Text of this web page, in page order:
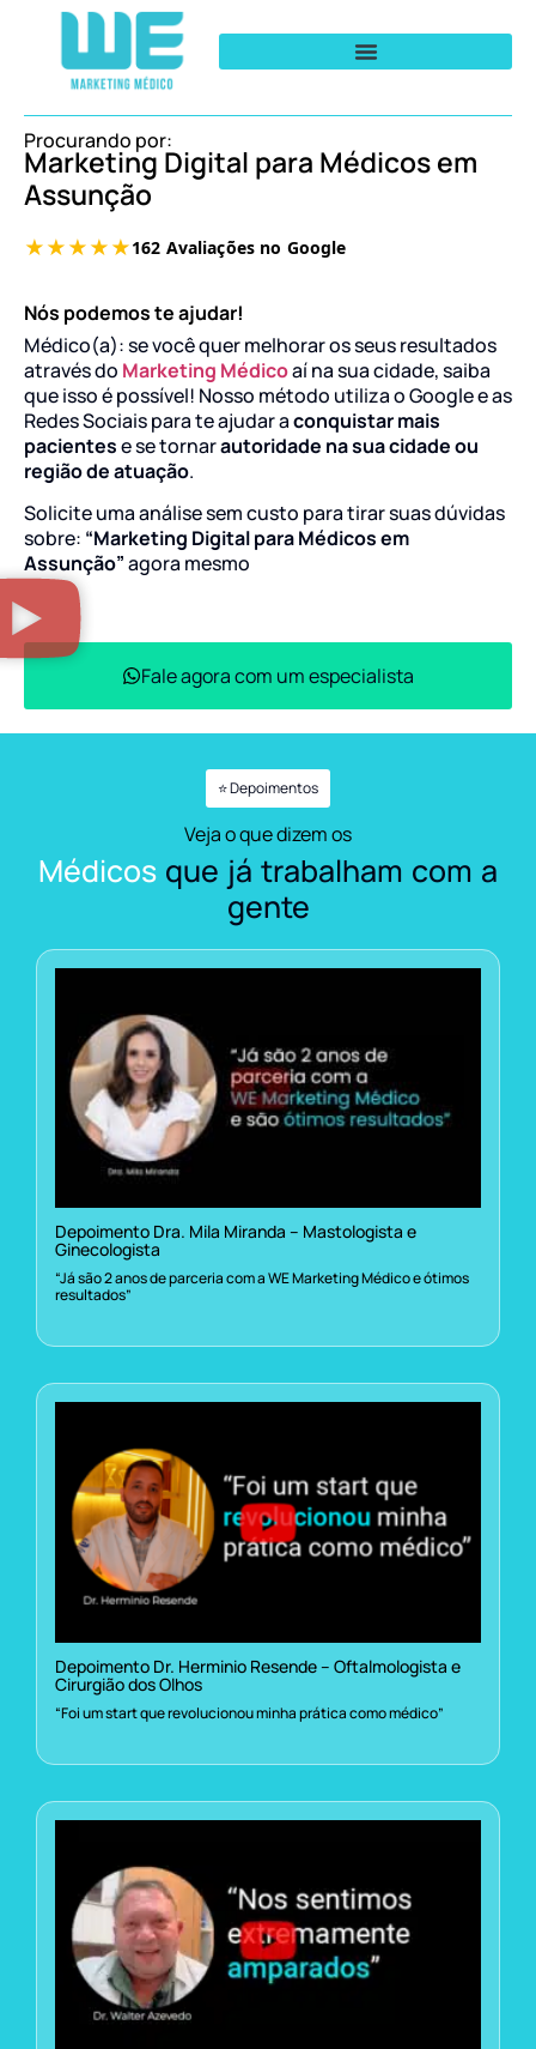
Procurando por:
Marketing Digital para Médicos em
Assunção
Nós podemos te ajudar!
Médico(a): se você quer melhorar os seus resultados
através do Marketing Médicoaí na sua cidade, saiba
que isso é possível! Nosso método utiliza o Google e as
Redes Sociais para te ajudar aconquistar mais
pacientese se tornarautoridade na sua cidade ou
região de atuação.
Solicite uma análise sem custo para tirar suas dúvidas
sobre: “Marketing Digital para Médicos em
Assunção”agora mesmo
Fale agora com um especialista
⭐ Depoimentos
Veja o que dizem os
Médicos que já trabalham com a
gente
Depoimento Dra. Mila Miranda – Mastologista e
Ginecologista
“Já são 2 anos de parceria com a WE Marketing Médico e ótimos
resultados”
Depoimento Dr. Herminio Resende – Oftalmologista e
Cirurgião dos Olhos
“Foi um start que revolucionou minha prática como médico”